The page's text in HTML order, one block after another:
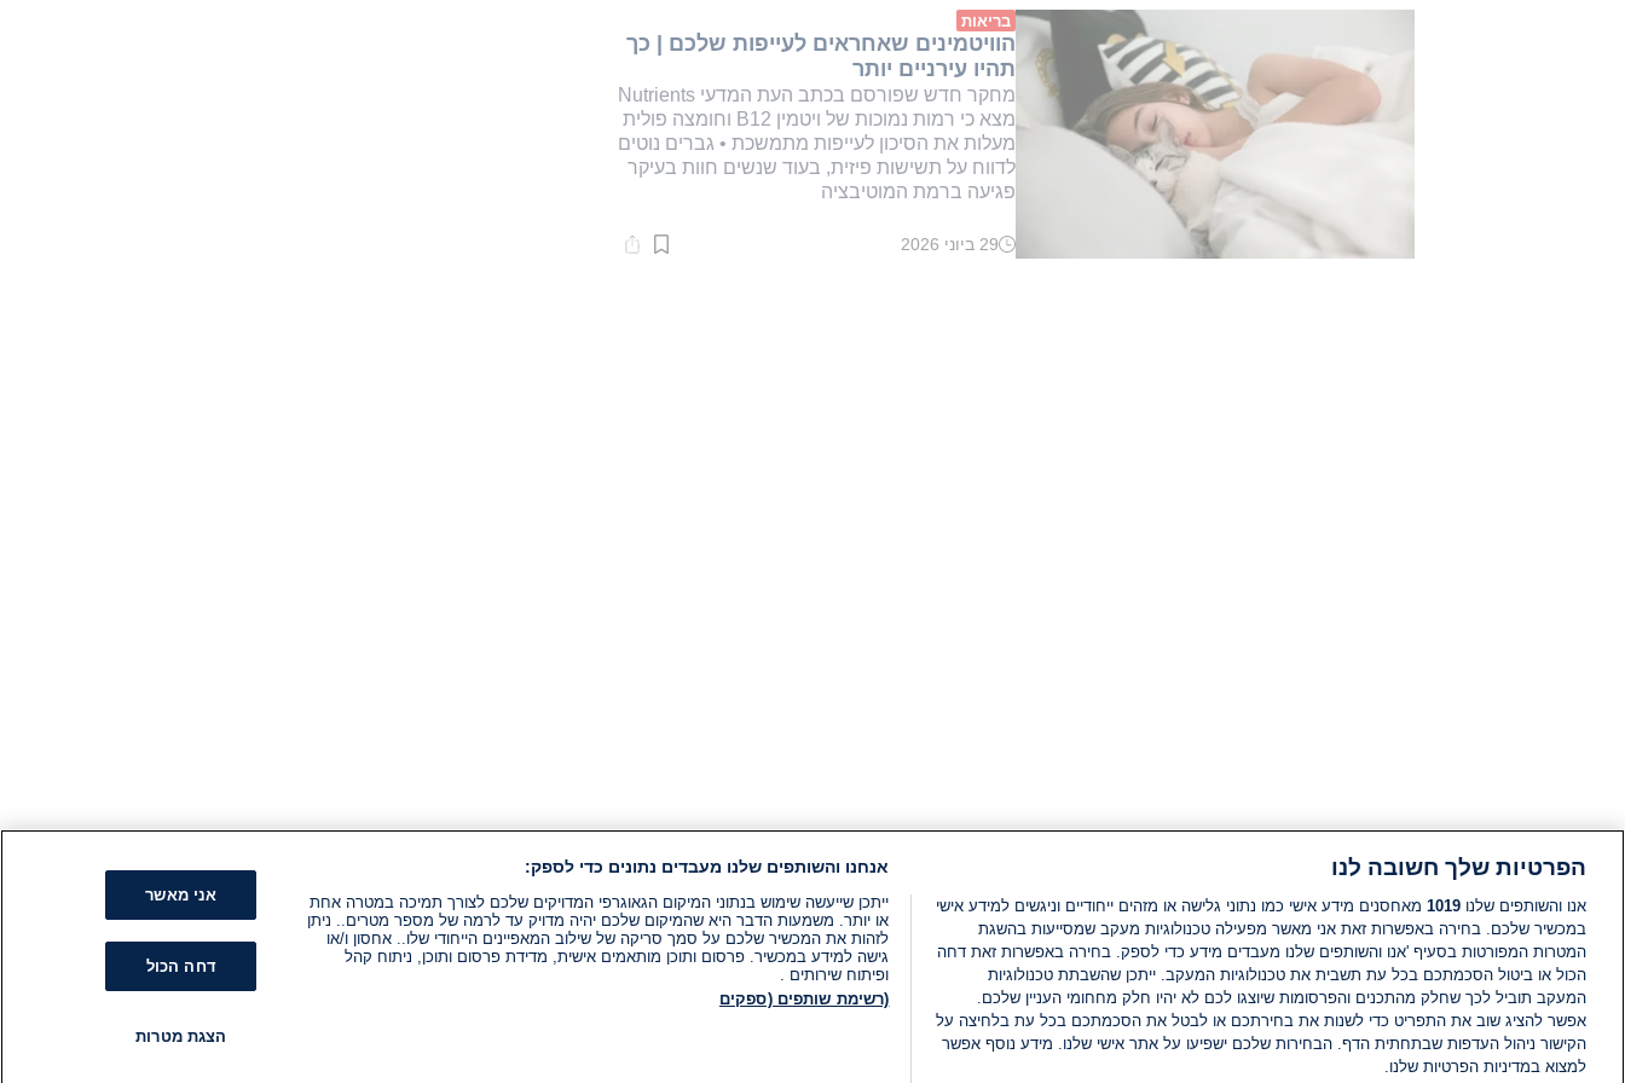
דקות.
בריאות
הוויטמינים שאחראים לעייפות שלכם | כך
תהיו עירניים יותר
מחקר חדש שפורסם בכתב העת המדעי Nutrients
מצא כי רמות נמוכות של ויטמין B12 וחומצה פולית
מעלות את הסיכון לעייפות מתמשכת • גברים נוטים
לדווח על תשישות פיזית, בעוד שנשים חוות בעיקר
פגיעה ברמת המוטיבציה
זמן29 ביוני 2026
הפרטיות שלך חשובה לנו
אנו והשותפים שלנו 1019 מאחסנים מידע אישי כמו נתוני גלישה או מזהים ייחודיים וניגשים למידע אישי
במכשיר שלכם. בחירה באפשרות זאת אני מאשר מפעילה טכנולוגיות מעקב שמסייעות בהשגת
המטרות המפורטות בסעיף 'אנו והשותפים שלנו מעבדים מידע כדי לספק. בחירה באפשרות זאת דחה
הכול או ביטול הסכמתכם בכל עת תשבית את טכנולוגיות המעקב. ייתכן שהשבתת טכנולוגיות
המעקב תוביל לכך שחלק מהתכנים והפרסומות שיוצגו לכם לא יהיו חלק מחחומי העניין שלכם.
אפשר להציג שוב את התפריט כדי לשנות את בחירתכם או לבטל את הסכמתכם בכל עת בלחיצה על
הקישור ניהול העדפות שבתחתית הדף. הבחירות שלכם ישפיעו על אתר אישי שלנו. מידע נוסף אפשר
למצוא במדיניות הפרטיות שלנו.
אנחנו והשותפים שלנו מעבדים נתונים כדי לספק:
ייתכן שייעשה שימוש בנתוני המיקום הגאוגרפי המדויקים שלכם לצורך תמיכה במטרה אחת
או יותר. משמעות הדבר היא שהמיקום שלכם יהיה מדויק עד לרמה של מספר מטרים.. ניתן
לזהות את המכשיר שלכם על סמך סריקה של שילוב המאפיינים הייחודי שלו.. אחסון ו/או
גישה למידע במכשיר. פרסום ותוכן מותאמים אישית, מדידת פרסום ותוכן, ניתוח קהל
ופיתוח שירותים .
(רשימת שותפים (ספקים
אני מאשר
דחה הכול
הצגת מטרות